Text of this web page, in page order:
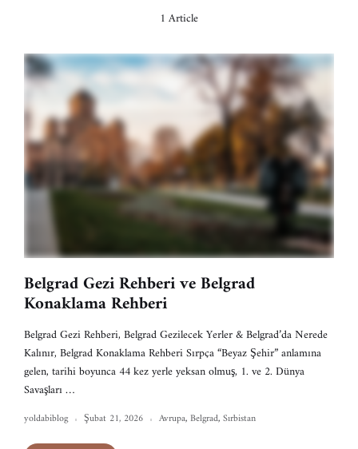
1 Article
Belgrad Gezi Rehberi ve Belgrad
Konaklama Rehberi
Belgrad Gezi Rehberi, Belgrad Gezilecek Yerler & Belgrad’da Nerede
Kalınır, Belgrad Konaklama Rehberi Sırpça “Beyaz Şehir” anlamına
gelen, tarihi boyunca 44 kez yerle yeksan olmuş, 1. ve 2. Dünya
Savaşları …
yoldabiblog Şubat 21, 2026 Avrupa,Belgrad,Sırbistan